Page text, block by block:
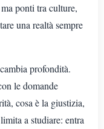
ponti tra culture,
una realtà sempre
profondità.
le domande
cosa è la giustizia,
a studiare: entra